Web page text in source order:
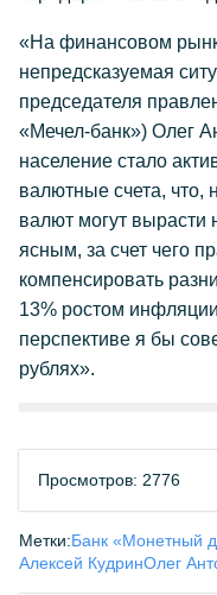
«На финансовом
непредсказуемая
председателя
«Мечел-банк») Олег
население стало
валютные счета, что,
валют могут вырасти
ясным, за счет чего
компенсировать
13% ростом
перспективе я бы
рублях».
Просмотров: 2776
Метки:Банк «Монетный
Алексей КудринОлег